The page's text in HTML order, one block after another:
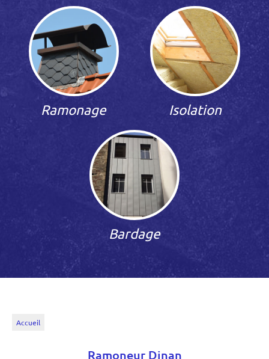
Ramonage Isolation
Bardage
Accueil
Ramoneur Dinan